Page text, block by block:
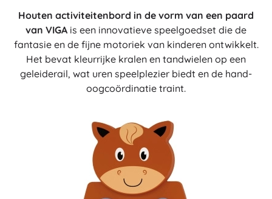
Houten activiteitenbord in de vorm van een paard
van VIGA is een innovatieve speelgoedset die de
fantasie en de fijne motoriek van kinderen ontwikkelt.
Het bevat kleurrijke kralen en tandwielen op een
geleiderail, wat uren speelplezier biedt en de hand-
oogcoördinatie traint.